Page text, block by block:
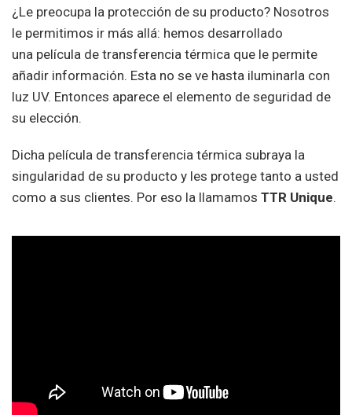
¿Le preocupa la protección de su producto? Nosotros
le permitimos ir más allá: hemos desarrollado
una película de transferencia térmica que le permite
añadir información. Esta no se ve hasta iluminarla con
luz UV. Entonces aparece el elemento de seguridad de
su elección.
Dicha película de transferencia térmica subraya la
singularidad de su producto y les protege tanto a usted
como a sus clientes. Por eso la llamamos TTR Unique.